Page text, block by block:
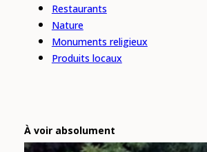
Restaurants
Nature
Monuments religieux
Produits locaux
À voir absolument